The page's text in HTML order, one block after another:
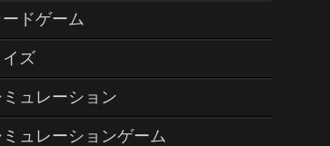
ードゲーム
イズ
ミュレーション
ミュレーションゲーム